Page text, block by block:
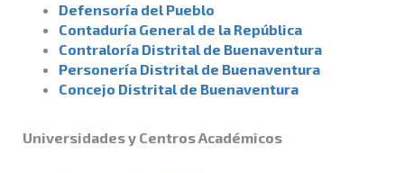
Defensoría del Pueblo
Contaduría General de la República
Contraloría Distrital de Buenaventura
Personería Distrital de Buenaventura
Concejo Distrital de Buenaventura
Universidades y Centros Académicos